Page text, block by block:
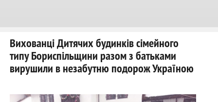
Вихованці Дитячих будинків сімейного
типу Бориспільщини разом з батьками
вирушили в незабутню подорож Україною